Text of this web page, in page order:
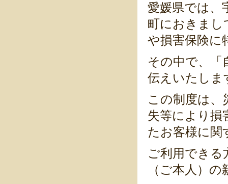
愛媛県では、
町におきまし
や損害保険に
その中で、「
伝えいたしま
この制度は、
失等により損
たお客様に関
ご利用できる
（ご本人）